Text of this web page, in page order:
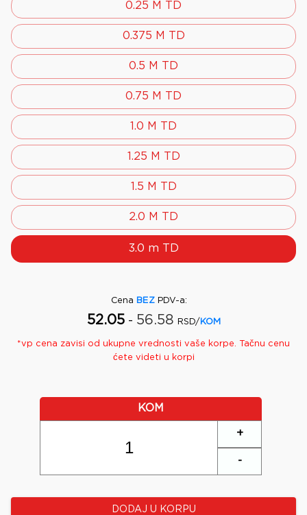
0.25 M TD
0.375 M TD
0.5 M TD
0.75 M TD
1.0 M TD
1.25 M TD
1.5 M TD
2.0 M TD
3.0 m TD
Cena BEZ PDV-a:
52.05- 56.58 RSD/ KOM
*vp cena zavisi od ukupne vrednosti vaše korpe. Tačnu cenu
ćete videti u korpi
KOM
+
-
DODAJ U KORPU